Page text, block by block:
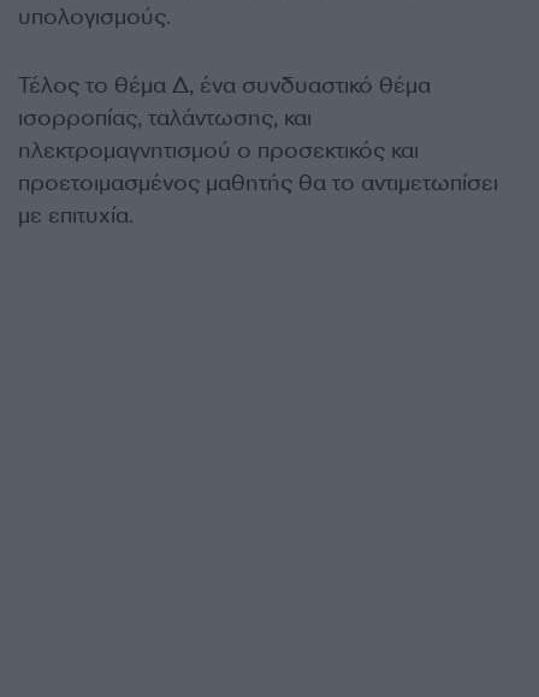
υπολογισμούς.
Τέλος το θέμα Δ, ένα συνδυαστικό θέμα
ισορροπίας, ταλάντωσης, και
ηλεκτρομαγνητισμού ο προσεκτικός και
προετοιμασμένος μαθητής θα το αντιμετωπίσει
με επιτυχία.